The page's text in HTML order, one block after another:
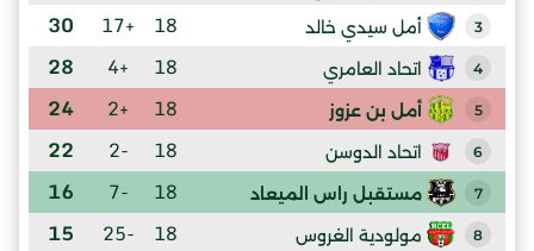
3 أمل سيدي خالد 18
+17
30
4 اتحاد العامري 18
+4
28
5 أمل بن عزوز 18
+2
24
6 اتحاد الدوسن 18
-2
22
7 مستقبل راس الميعاد 18
-7
16
8 مولودية الغروس 18
-25
15